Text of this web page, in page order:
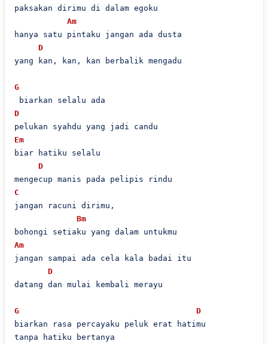
paksakan dirimu di dalam egoku
Am
hanya satu pintaku jangan ada dusta
D
yang kan, kan, kan berbalik mengadu
G
D
Em
biar hatiku selalu
D
C
jangan racuni dirimu,
Bm
Am
jangan sampai ada cela kala badai itu
D
datang dan mulai kembali merayu
G
D
biarkan rasa percayaku peluk erat hatimu
tanpa hatiku bertanya